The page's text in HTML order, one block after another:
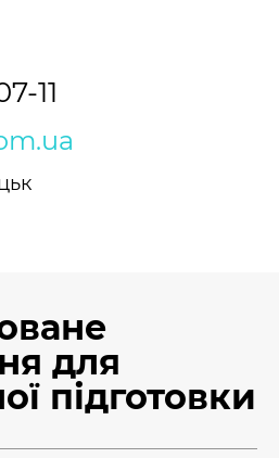
11
для
підготовки